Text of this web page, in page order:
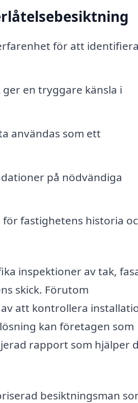
för att
en tryggare känsla i
användas som ett
på nödvändiga
fastighetens historia
inspektioner av tak,
skick. Förutom
att kontrollera
kan företagen som
rapport som hjälper
besiktningsman